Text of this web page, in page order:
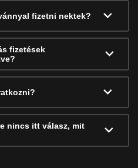
fizetni nektek?
fizetések
nincs itt válasz, mit